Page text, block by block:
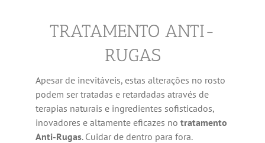
TRATAMENTO ANTI-
RUGAS
Apesar de inevitáveis, estas alterações no rosto
podem ser tratadas e retardadas através de
terapias naturais e ingredientes sofisticados,
inovadores e altamente eficazes no tratamento
Anti-Rugas. Cuidar de dentro para fora.